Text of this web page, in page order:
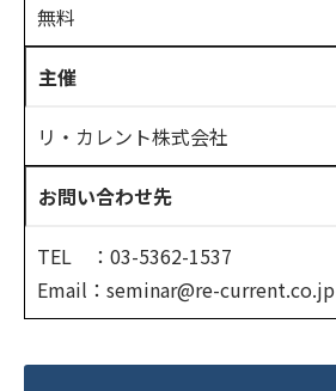
無料
主催
リ・カレント株式会社
お問い合わせ先
TEL ：03-5362-1537
Email：seminar@re-current.co.jp